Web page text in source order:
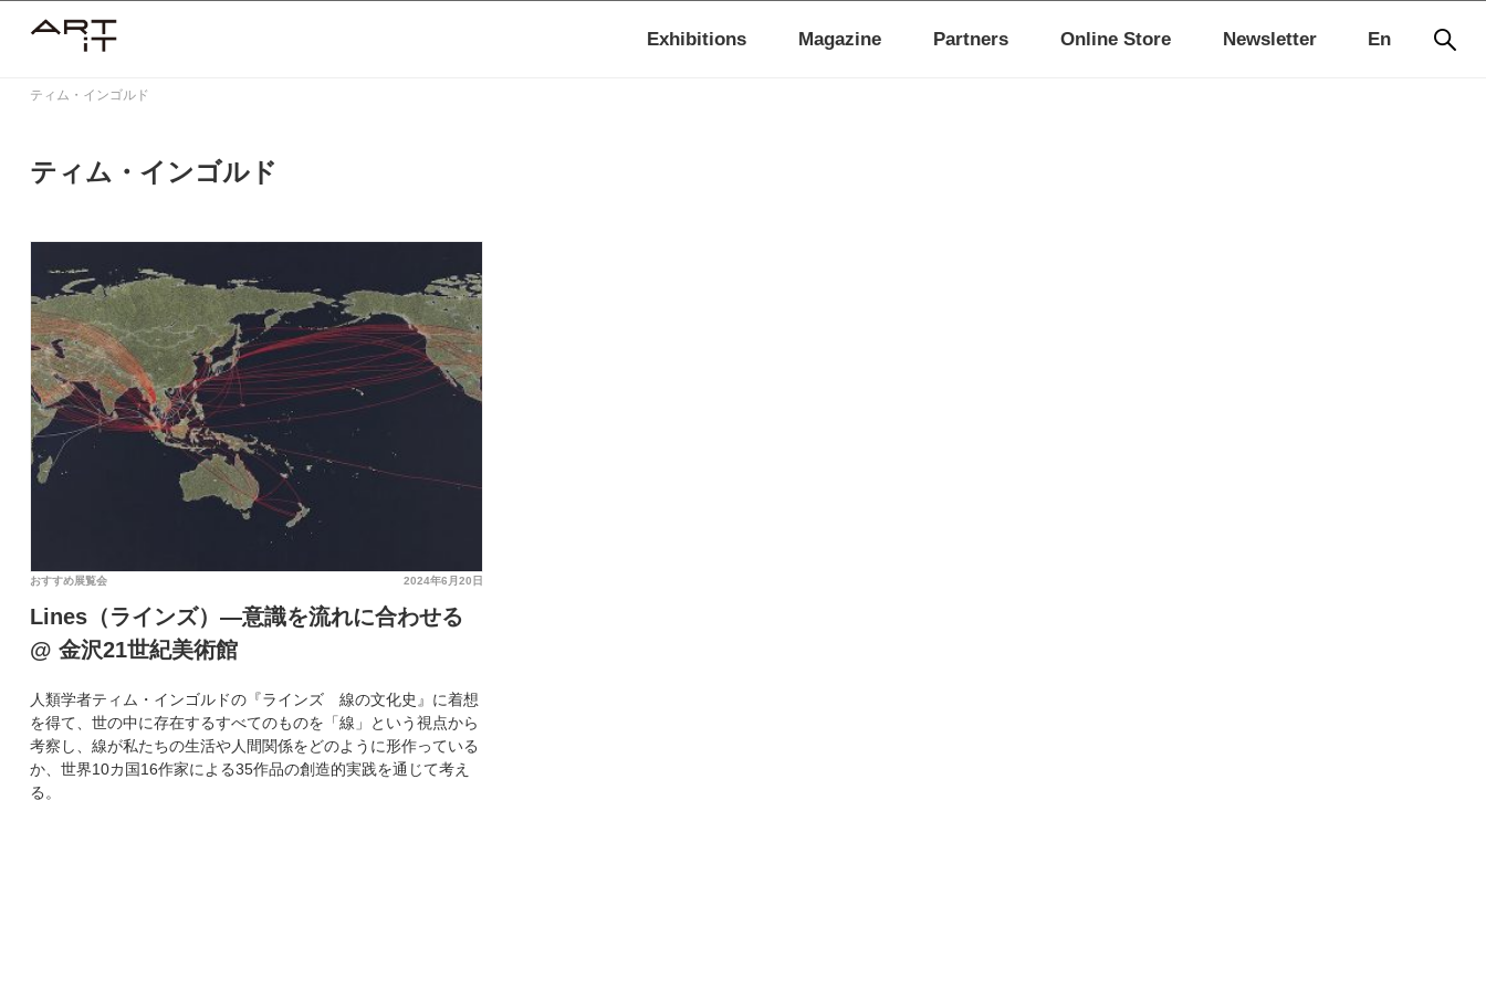
En
Exhibitions Magazine Partners Online Store Newsletter
ティム・インゴルド
ティム・インゴルド
2024年6月20日
おすすめ展覧会
Lines（ラインズ）—意識を流れに合わせる
@ 金沢21世紀美術館
人類学者ティム・インゴルドの『ラインズ 線の文化史』に着想
を得て、世の中に存在するすべてのものを「線」という視点から
考察し、線が私たちの生活や人間関係をどのように形作っている
か、世界10カ国16作家による35作品の創造的実践を通じて考え
る。